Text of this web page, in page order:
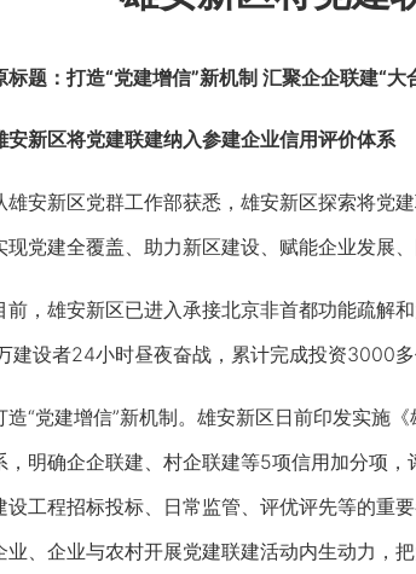
标题：打造“党建增信”新机制 汇聚企企联建“大
区将党建联建纳入参建企业信用评价体系
新区党群工作部获悉，雄安新区探索将党建
现党建全覆盖、助力新区建设、赋能企业发展
雄安新区已进入承接北京非首都功能疏解和
建设者24小时昼夜奋战，累计完成投资3000多
党建增信”新机制。雄安新区日前印发实施《
，明确企企联建、村企联建等5项信用加分项
设工程招标投标、日常监管、评优评先等的重
业、企业与农村开展党建联建活动内生动力，